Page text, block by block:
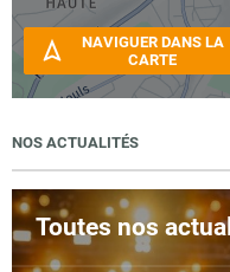
NAVIGUER DANS LA
CARTE
NOS ACTUALITÉS
Toutes nos